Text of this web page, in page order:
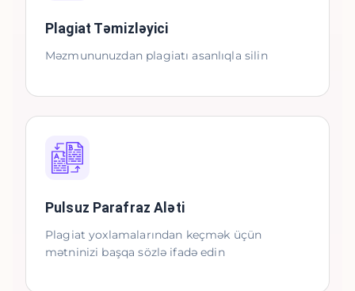
Plagiat Təmizləyici
Məzmununuzdan plagiatı asanlıqla silin
Pulsuz Parafraz Aləti
Plagiat yoxlamalarından keçmək üçün
mətninizi başqa sözlə ifadə edin